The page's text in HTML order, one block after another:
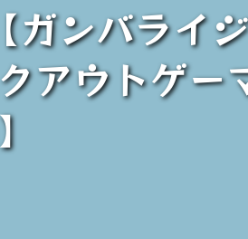
ンバライ
アウトゲー